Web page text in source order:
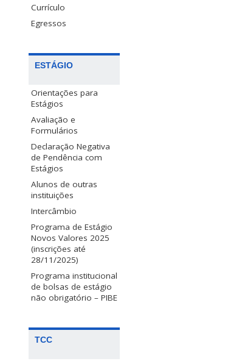
Currículo
Egressos
ESTÁGIO
Orientações para
Estágios
Avaliação e
Formulários
Declaração Negativa
de Pendência com
Estágios
Alunos de outras
instituições
Intercâmbio
Programa de Estágio
Novos Valores 2025
(inscrições até
28/11/2025)
Programa institucional
de bolsas de estágio
não obrigatório – PIBE
TCC